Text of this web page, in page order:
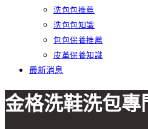
洗包包推薦
洗包包知識
包包保養推薦
皮革保養知識
最新消息
金格洗鞋洗包